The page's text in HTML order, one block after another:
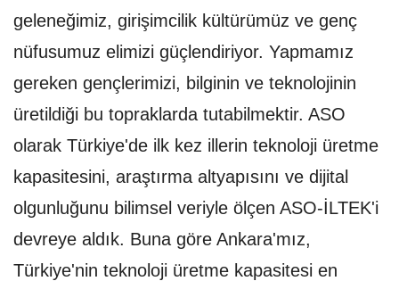
geleneğimiz, girişimcilik kültürümüz ve genç
nüfusumuz elimizi güçlendiriyor. Yapmamız
gereken gençlerimizi, bilginin ve teknolojinin
üretildiği bu topraklarda tutabilmektir. ASO
olarak Türkiye'de ilk kez illerin teknoloji üretme
kapasitesini, araştırma altyapısını ve dijital
olgunluğunu bilimsel veriyle ölçen ASO-İLTEK'i
devreye aldık. Buna göre Ankara'mız,
Türkiye'nin teknoloji üretme kapasitesi en